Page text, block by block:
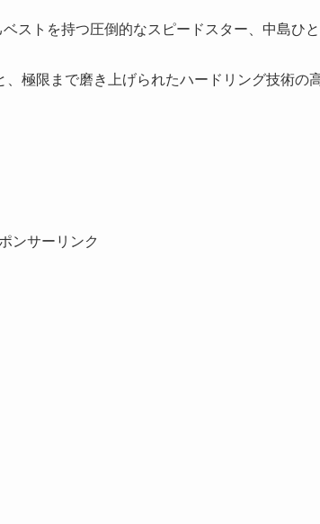
ストを持つ圧倒的なスピードスター、中島ひと
極限まで磨き上げられたハードリング技術の
ンサーリンク